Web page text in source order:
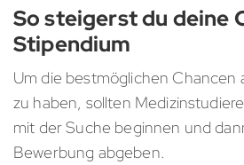
So steigerst du deine
Stipendium
Um die bestmöglichen Chancen
zu haben, sollten
mit der Suche beginnen und
Bewerbung abgeben.